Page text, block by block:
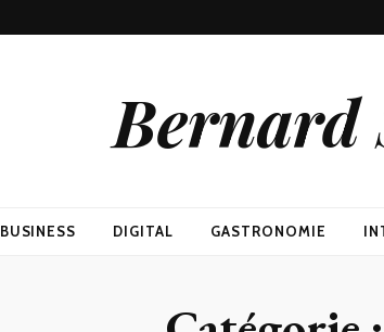
Bernard
BUSINESS DIGITAL GASTRONOMIE